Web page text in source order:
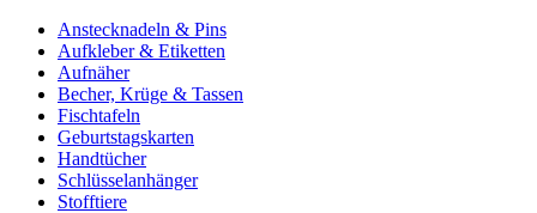
Anstecknadeln & Pins
Aufkleber & Etiketten
Aufnäher
Becher, Krüge & Tassen
Fischtafeln
Geburtstagskarten
Handtücher
Schlüsselanhänger
Stofftiere